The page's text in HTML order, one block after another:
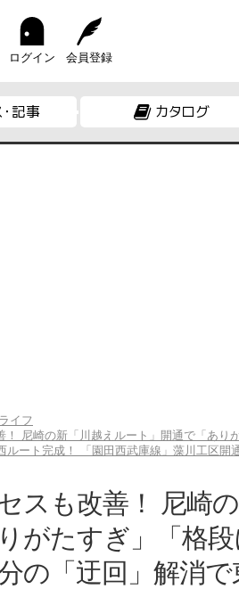
ログイン 会員登録
記事 カタログ
ライフ
！ 尼崎の新「川越えルート」開通で「あり
ルート完成！ 「園田西武庫線」藻川工区開
スも改善！ 尼崎
がたすぎ」「格
の「迂回」解消